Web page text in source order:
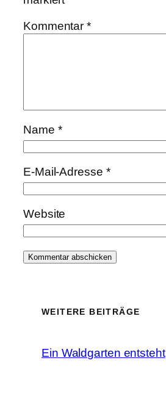
Kommentar*
Name *
E-Mail-Adresse *
Website
WEITERE BEITRÄGE
Ein Waldgarten entsteht